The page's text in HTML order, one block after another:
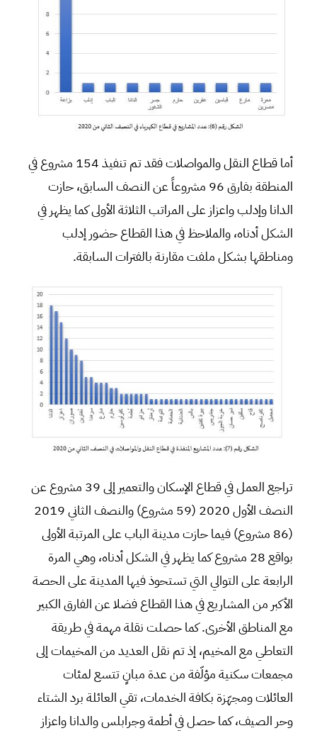
أما قطاع النقل والمواصلات فقد تم تنفيذ 154 مشروع في
المنطقة بفارق 96 مشروعاً عن النصف السابق، حازت
الدانا وإدلب واعزاز على المراتب الثلاثة الأولى كما يظهر في
الشكل أدناه، والملاحظ في هذا القطاع حضور إدلب
ومناطقها بشكل ملفت مقارنة بالفترات السابقة.
تراجع العمل في قطاع الإسكان والتعمير إلى 39 مشروع عن
النصف الأول 2020 (59 مشروع) والنصف الثاني 2019
(86 مشروع) فيما حازت مدينة الباب على المرتبة الأولى
بواقع 28 مشروع كما يظهر في الشكل أدناه، وهي المرة
الرابعة على التوالي التي تستحوذ فيها المدينة على الحصة
الأكبر من المشاريع في هذا القطاع فضلا عن الفارق الكبير
مع المناطق الأخرى. كما حصلت نقلة مهمة في طريقة
التعاطي مع المخيم، إذ تم نقل العديد من المخيمات إلى
مجمعات سكنية مؤلّفة من عدة مبانٍ تتسع لمئات
العائلات ومجهّزة بكافة الخدمات، تقي العائلة برد الشتاء
وحر الصيف، كما حصل في أطمة وجرابلس والدانا واعزاز